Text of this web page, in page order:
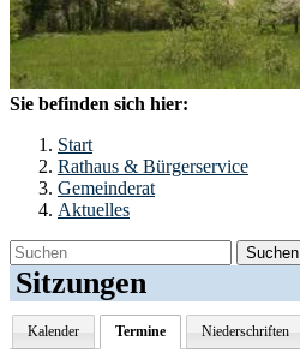
Sie befinden sich hier:
Start
Rathaus & Bürgerservice
Gemeinderat
Aktuelles
Suchen
Sitzungen
Kalender Termine Niederschriften